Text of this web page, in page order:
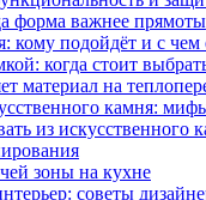
форма важнее прямоты
кому подойдёт и с чем
когда стоит
материал на
камня:
из искусственного
зоны на кухне
советы